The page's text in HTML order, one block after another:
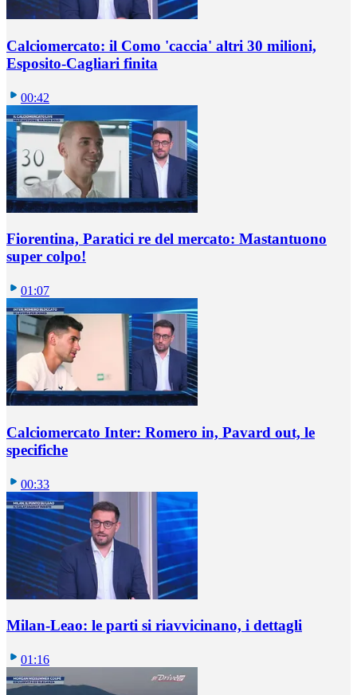
Calciomercato: il Como 'caccia' altri 30 milioni,
Esposito-Cagliari finita
00:42
Fiorentina, Paratici re del mercato: Mastantuono
super colpo!
01:07
Calciomercato Inter: Romero in, Pavard out, le
specifiche
00:33
Milan-Leao: le parti si riavvicinano, i dettagli
01:16